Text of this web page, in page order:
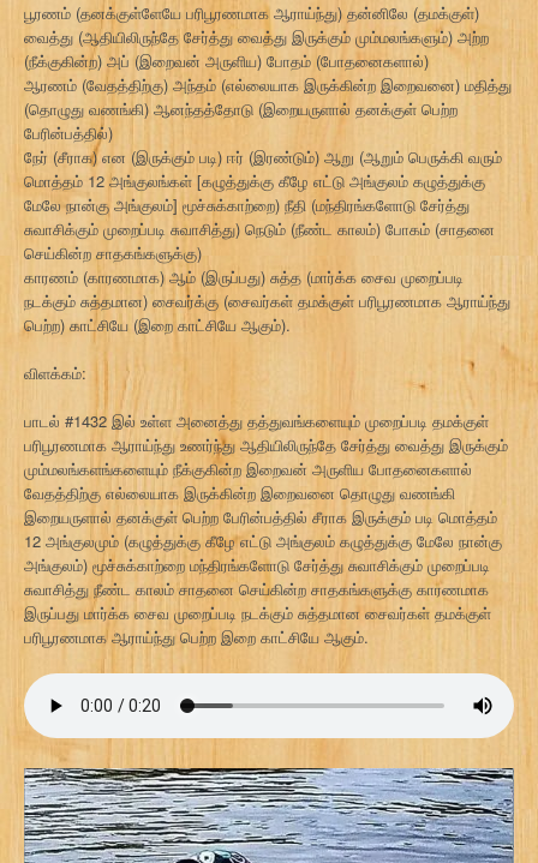
பூரணம் (தனக்குள்ளேயே பரிபூரணமாக ஆராய்ந்து) தன்னிலே (தமக்குள்)
வைத்து (ஆதியிலிருந்தே சேர்த்து வைத்து இருக்கும் மும்மலங்களும்) அற்ற
(நீக்குகின்ற) அப் (இறைவன் அருளிய) போதம் (போதனைகளால்)
ஆரணம் (வேதத்திற்கு) அந்தம் (எல்லையாக இருக்கின்ற இறைவனை) மதித்து
(தொழுது வணங்கி) ஆனந்தத்தோடு (இறையருளால் தனக்குள் பெற்ற
பேரின்பத்தில்)
நேர் (சீராக) என (இருக்கும் படி) ஈர் (இரண்டும்) ஆறு (ஆறும் பெருக்கி வரும்
மொத்தம் 12 அங்குலங்கள் [கழுத்துக்கு கீழே எட்டு அங்குலம் கழுத்துக்கு
மேலே நான்கு அங்குலம்] மூச்சுக்காற்றை) நீதி (மந்திரங்களோடு சேர்த்து
சுவாசிக்கும் முறைப்படி சுவாசித்து) நெடும் (நீண்ட காலம்) போகம் (சாதனை
செய்கின்ற சாதகங்களுக்கு)
காரணம் (காரணமாக) ஆம் (இருப்பது) சுத்த (மார்க்க சைவ முறைப்படி
நடக்கும் சுத்தமான) சைவர்க்கு (சைவர்கள் தமக்குள் பரிபூரணமாக ஆராய்ந்து
பெற்ற) காட்சியே (இறை காட்சியே ஆகும்).
விளக்கம்:
பாடல் #1432 இல் உள்ள அனைத்து தத்துவங்களையும் முறைப்படி தமக்குள்
பரிபூரணமாக ஆராய்ந்து உணர்ந்து ஆதியிலிருந்தே சேர்த்து வைத்து இருக்கும்
மும்மலங்களங்களையும் நீக்குகின்ற இறைவன் அருளிய போதனைகளால்
வேதத்திற்கு எல்லையாக இருக்கின்ற இறைவனை தொழுது வணங்கி
இறையருளால் தனக்குள் பெற்ற பேரின்பத்தில் சீராக இருக்கும் படி மொத்தம்
12 அங்குலமும் (கழுத்துக்கு கீழே எட்டு அங்குலம் கழுத்துக்கு மேலே நான்கு
அங்குலம்) மூச்சுக்காற்றை மந்திரங்களோடு சேர்த்து சுவாசிக்கும் முறைப்படி
சுவாசித்து நீண்ட காலம் சாதனை செய்கின்ற சாதகங்களுக்கு காரணமாக
இருப்பது மார்க்க சைவ முறைப்படி நடக்கும் சுத்தமான சைவர்கள் தமக்குள்
பரிபூரணமாக ஆராய்ந்து பெற்ற இறை காட்சியே ஆகும்.